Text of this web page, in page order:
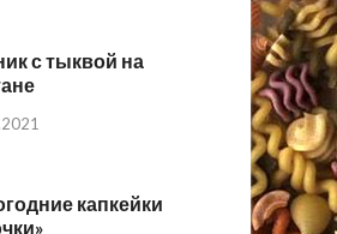
с тыквой на
капкейки